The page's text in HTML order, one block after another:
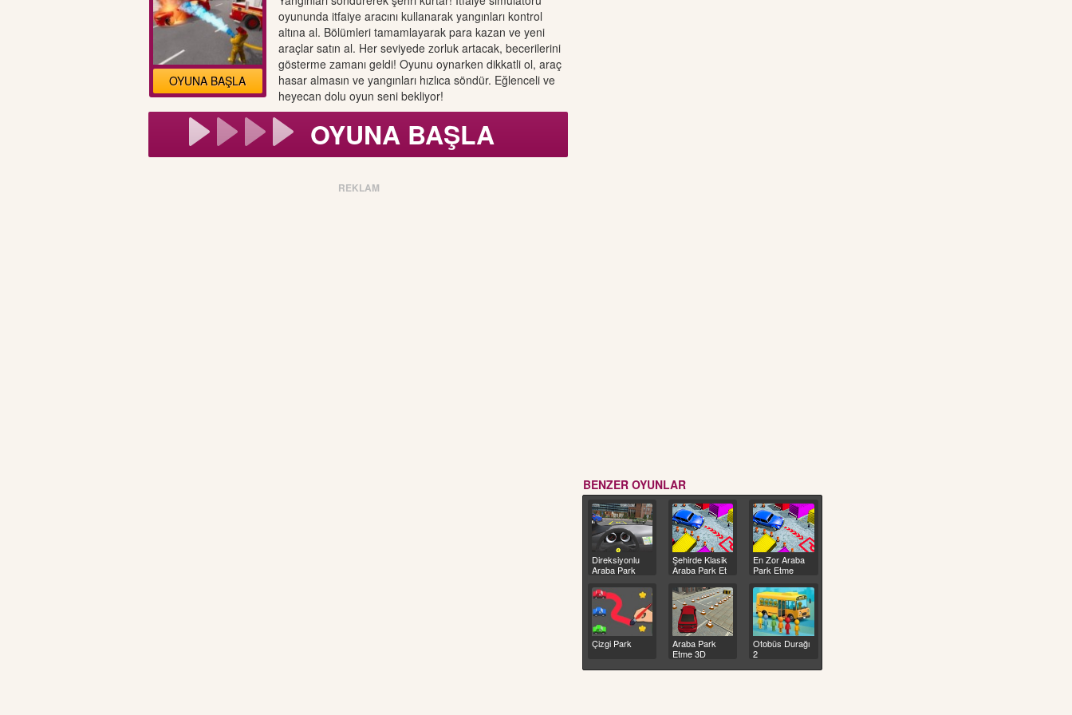
OYUNA BAŞLA
oyununda itfaiye aracını kullanarak yangınları kontrol
altına al. Bölümleri tamamlayarak para kazan ve yeni
araçlar satın al. Her seviyede zorluk artacak, becerilerini
gösterme zamanı geldi! Oyunu oynarken dikkatli ol, araç
hasar almasın ve yangınları hızlıca söndür. Eğlenceli ve
heyecan dolu oyun seni bekliyor!
OYUNA BAŞLA
REKLAM
BENZER OYUNLAR
Direksiyonlu
Araba Park
Şehirde Klasik
Araba Park Et
En Zor Araba
Park Etme
Çizgi Park
Araba Park
Etme 3D
Otobüs Durağı
2